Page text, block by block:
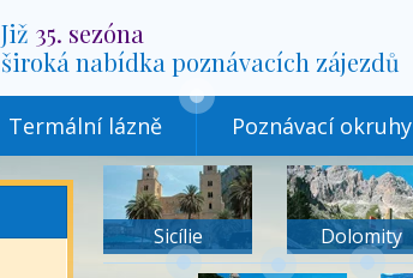
Již 35. sezóna
široká nabídka poznávacích zájezdů
Termální lázně Poznávací okruhy
Sicílie Dolomity